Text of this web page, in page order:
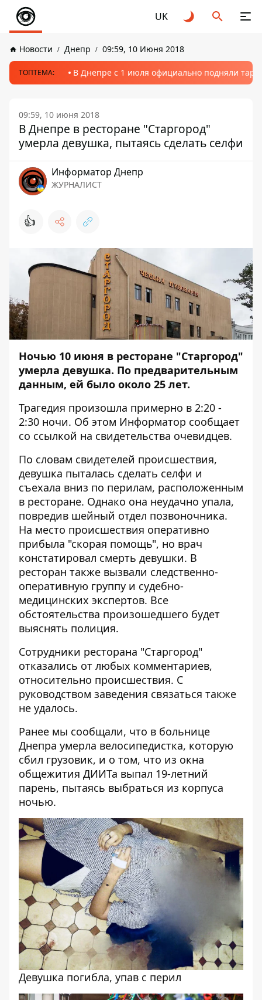
UK
Новости Днепр 09:59, 10 Июня 2018
ТОПТЕМА: В Днепре с 1 июля официально подняли
09:59, 10 июня 2018
В Днепре в ресторане "Старгород"
умерла девушка, пытаясь сделать селфи
Информатор Днепр
ЖУРНАЛИСТ
👍
Ночью 10 июня в ресторане "Старгород"
умерла девушка. По предварительным
данным, ей было около 25 лет.
Трагедия произошла примерно в 2:20 -
2:30 ночи. Об этом Информатор сообщает
со ссылкой на свидетельства очевидцев.
По словам свидетелей происшествия,
девушка пыталась сделать селфи и
съехала вниз по перилам, расположенным
в ресторане. Однако она неудачно упала,
повредив шейный отдел позвоночника.
На место происшествия оперативно
прибыла "скорая помощь", но врач
констатировал смерть девушки. В
ресторан также вызвали следственно-
оперативную группу и судебно-
медицинских экспертов. Все
обстоятельства произошедшего будет
выяснять полиция.
Сотрудники ресторана "Старгород"
отказались от любых комментариев,
относительно происшествия. С
руководством заведения связаться также
не удалось.
Ранее мы сообщали, что в больнице
Днепра умерла велосипедистка, которую
сбил грузовик, и о том, что из окна
общежития ДИИТа выпал 19-летний
парень, пытаясь выбраться из корпуса
ночью.
Девушка погибла, упав с перил